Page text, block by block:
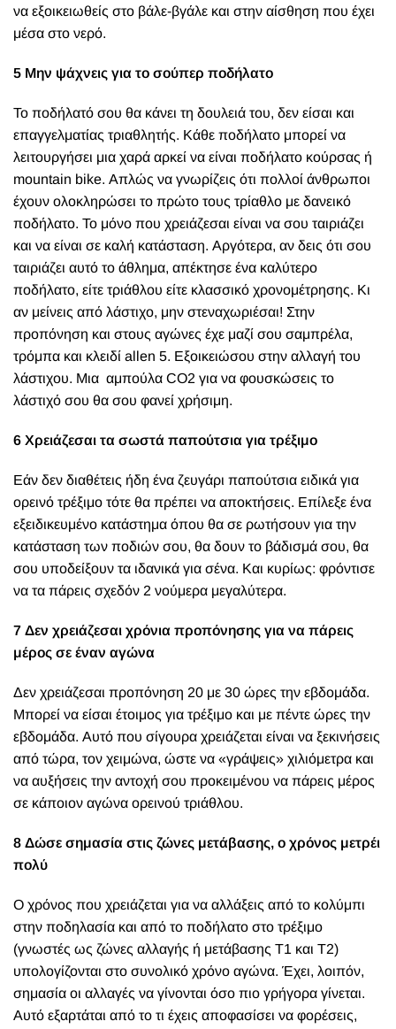
να εξοικειωθείς στο βάλε-βγάλε και στην αίσθηση που έχει
μέσα στο νερό.
5 Μην ψάχνεις για το σούπερ ποδήλατο
Το ποδήλατό σου θα κάνει τη δουλειά του, δεν είσαι και
επαγγελματίας τριαθλητής. Κάθε ποδήλατο μπορεί να
λειτουργήσει μια χαρά αρκεί να είναι ποδήλατο κούρσας ή
mountain bike. Απλώς να γνωρίζεις ότι πολλοί άνθρωποι
έχουν ολοκληρώσει το πρώτο τους τρίαθλο με δανεικό
ποδήλατο. Το μόνο που χρειάζεσαι είναι να σου ταιριάζει
και να είναι σε καλή κατάσταση. Αργότερα, αν δεις ότι σου
ταιριάζει αυτό το άθλημα, απέκτησε ένα καλύτερο
ποδήλατο, είτε τριάθλου είτε κλασσικό χρονομέτρησης. Κι
αν μείνεις από λάστιχο, μην στεναχωριέσαι! Στην
προπόνηση και στους αγώνες έχε μαζί σου σαμπρέλα,
τρόμπα και κλειδί allen 5. Εξοικειώσου στην αλλαγή του
λάστιχου. Μια αμπούλα CO2 για να φουσκώσεις το
λάστιχό σου θα σου φανεί χρήσιμη.
6 Χρειάζεσαι τα σωστά παπούτσια για τρέξιμο
Εάν δεν διαθέτεις ήδη ένα ζευγάρι παπούτσια ειδικά για
ορεινό τρέξιμο τότε θα πρέπει να αποκτήσεις. Επίλεξε ένα
εξειδικευμένο κατάστημα όπου θα σε ρωτήσουν για την
κατάσταση των ποδιών σου, θα δουν το βάδισμά σου, θα
σου υποδείξουν τα ιδανικά για σένα. Και κυρίως: φρόντισε
να τα πάρεις σχεδόν 2 νούμερα μεγαλύτερα.
7 Δεν χρειάζεσαι χρόνια προπόνησης για να πάρεις
μέρος σε έναν αγώνα
Δεν χρειάζεσαι προπόνηση 20 με 30 ώρες την εβδομάδα.
Μπορεί να είσαι έτοιμος για τρέξιμο και με πέντε ώρες την
εβδομάδα. Αυτό που σίγουρα χρειάζεται είναι να ξεκινήσεις
από τώρα, τον χειμώνα, ώστε να «γράψεις» χιλιόμετρα και
να αυξήσεις την αντοχή σου προκειμένου να πάρεις μέρος
σε κάποιον αγώνα ορεινού τριάθλου.
8 Δώσε σημασία στις ζώνες μετάβασης, ο χρόνος μετρέι
πολύ
Ο χρόνος που χρειάζεται για να αλλάξεις από το κολύμπι
στην ποδηλασία και από το ποδήλατο στο τρέξιμο
(γνωστές ως ζώνες αλλαγής ή μετάβασης Τ1 και Τ2)
υπολογίζονται στο συνολικό χρόνο αγώνα. Έχει, λοιπόν,
σημασία οι αλλαγές να γίνονται όσο πιο γρήγορα γίνεται.
Αυτό εξαρτάται από το τι έχεις αποφασίσει να φορέσεις,